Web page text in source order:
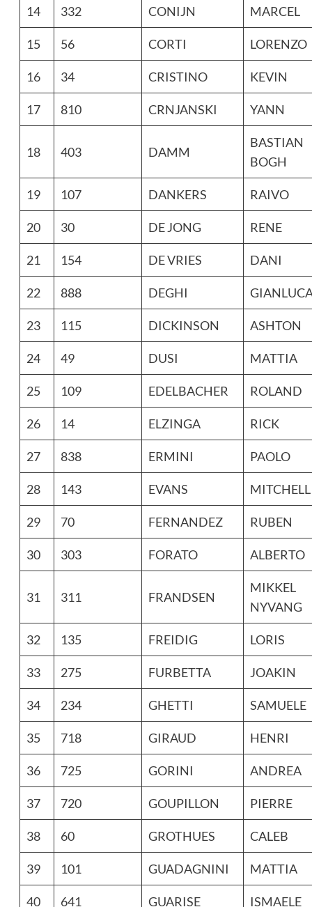
14 332 CONIJN MARCEL
15 56 CORTI LORENZO
16 34 CRISTINO KEVIN
17 810 CRNJANSKI YANN
18 403 DAMM
BASTIAN
BOGH
19 107 DANKERS RAIVO
20 30 DE JONG RENE
21 154 DE VRIES DANI
22 888 DEGHI
23 115 DICKINSON ASHTON
24 49 DUSI MATTIA
25 109 EDELBACHER ROLAND
26 14 ELZINGA RICK
27 838 ERMINI PAOLO
28 143 EVANS MITCHELL
29 70 FERNANDEZ RUBEN
30 303 FORATO ALBERTO
31 311 FRANDSEN
MIKKEL
NYVANG
32 135 FREIDIG LORIS
33 275 FURBETTA JOAKIN
34 234 GHETTI SAMUELE
35 718 GIRAUD HENRI
36 725 GORINI ANDREA
37 720 GOUPILLON PIERRE
38 60 GROTHUES CALEB
39 101 GUADAGNINI MATTIA
40 641 GUARISE ISMAELE